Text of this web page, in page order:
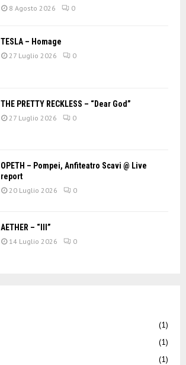
8 Agosto 2026 0
TESLA – Homage
27 Luglio 2026 0
THE PRETTY RECKLESS – “Dear God”
27 Luglio 2026 0
OPETH – Pompei, Anfiteatro Scavi @ Live
report
20 Luglio 2026 0
AETHER – “III”
14 Luglio 2026 0
(1)
(1)
(1)